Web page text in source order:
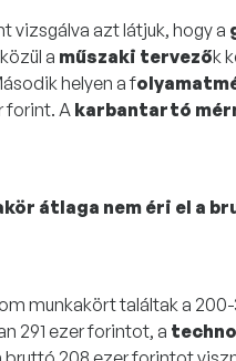
vizsgálva azt látjuk, hogy a
a műszaki tervezők
helyen a f
forint. Akarbantartó
átlaga nem éri el a
munkakört találtak a
291 ezer forintot, a